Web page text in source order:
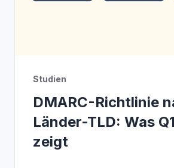
Studien
DMARC-Richtlinie
Länder-TLD: Was
zeigt